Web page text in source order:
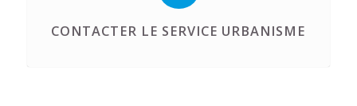
CONTACTER LE SERVICE URBANISME